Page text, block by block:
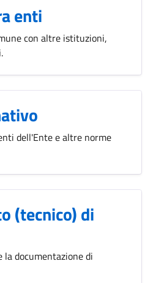
enti
con altre istituzioni,
dell'Ente e altre norme
(tecnico) di
documentazione di